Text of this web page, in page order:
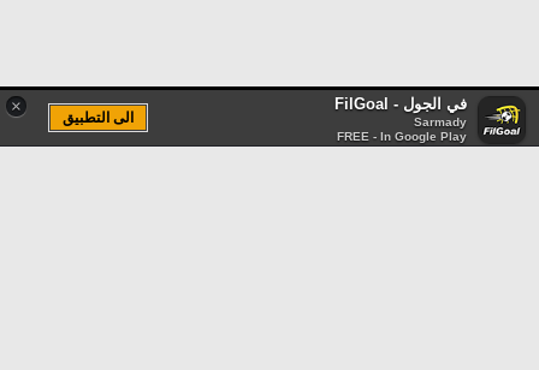
× في الجول - FilGoal
Sarmady
FREE - In Google Play
الى التطبيق